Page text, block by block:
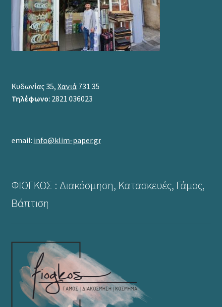
Κυδωνίας 35, Χανιά731 35
Τηλέφωνο: 2821 036023
email: info@klim-paper.gr
ΦΙΟΓΚΟΣ : Διακόσμηση, Κατασκευές, Γάμος,
Βάπτιση